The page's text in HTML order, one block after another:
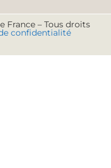
France – Tous droits
confidentialité